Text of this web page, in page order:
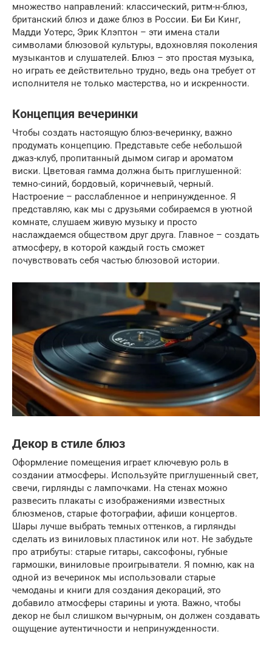
множество направлений: классический, ритм-н-блюз,
британский блюз и даже блюз в России. Би Би Кинг,
Мадди Уотерс, Эрик Клэптон – эти имена стали
символами блюзовой культуры, вдохновляя поколения
музыкантов и слушателей. Блюз – это простая музыка,
но играть ее действительно трудно, ведь она требует от
исполнителя не только мастерства, но и искренности.
Концепция вечеринки
Чтобы создать настоящую блюз-вечеринку, важно
продумать концепцию. Представьте себе небольшой
джаз-клуб, пропитанный дымом сигар и ароматом
виски. Цветовая гамма должна быть приглушенной:
темно-синий, бордовый, коричневый, черный.
Настроение – расслабленное и непринужденное. Я
представляю, как мы с друзьями собираемся в уютной
комнате, слушаем живую музыку и просто
наслаждаемся обществом друг друга. Главное – создать
атмосферу, в которой каждый гость сможет
почувствовать себя частью блюзовой истории.
Декор в стиле блюз
Оформление помещения играет ключевую роль в
создании атмосферы. Используйте приглушенный свет,
свечи, гирлянды с лампочками. На стенах можно
развесить плакаты с изображениями известных
блюзменов, старые фотографии, афиши концертов.
Шары лучше выбрать темных оттенков, а гирлянды
сделать из виниловых пластинок или нот. Не забудьте
про атрибуты: старые гитары, саксофоны, губные
гармошки, виниловые проигрыватели. Я помню, как на
одной из вечеринок мы использовали старые
чемоданы и книги для создания декораций, это
добавило атмосферы старины и уюта. Важно, чтобы
декор не был слишком вычурным, он должен создавать
ощущение аутентичности и непринужденности.